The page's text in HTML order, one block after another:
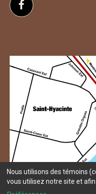
Suivez-nous sur
Nous utilisons des témoins
vous utilisez notre site et